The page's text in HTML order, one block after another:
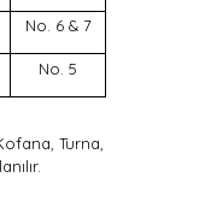
No. 6 & 7
No. 5
Turna,